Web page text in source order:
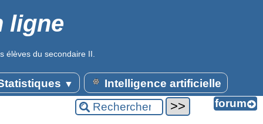
ligne
élèves du secondaire II.
▼ Intelligence artificielle